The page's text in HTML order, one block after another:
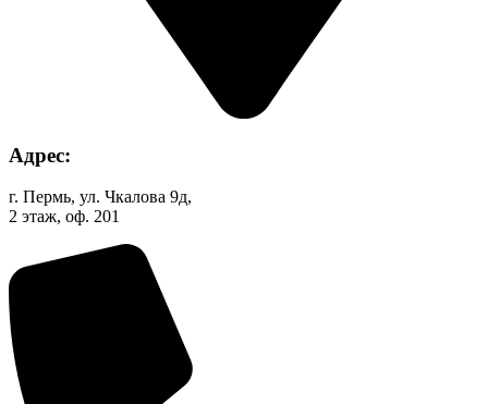
Адрес:
г. Пермь, ул. Чкалова 9д,
2 этаж, оф. 201